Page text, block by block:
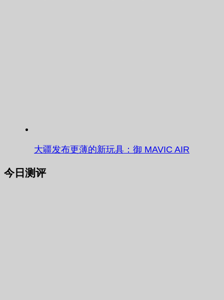
大疆发布更薄的新玩具：御 MAVIC AIR
今日测评